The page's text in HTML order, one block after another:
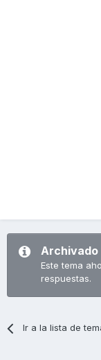
Archivado
Este tema
respuestas.
Ir a la lista de